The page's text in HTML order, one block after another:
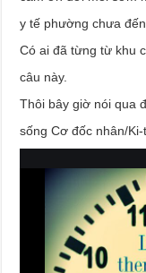
y tế phường chưa
Có ai đã từng từ khu
câu này.
Thôi bây giờ nói qua
sống Cơ đốc nhân/Ki-